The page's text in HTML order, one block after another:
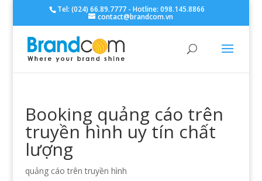
Tel: (024) 66.89.7777 - Hotline: 098.145.8866
contact@brandcom.vn
Booking quảng cáo trên
truyền hình uy tín chất
lượng
quảng cáo trên truyền hình